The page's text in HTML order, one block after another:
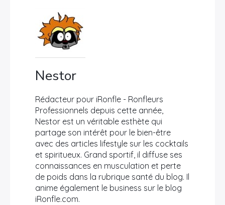
Nestor
Rédacteur pour iRonfle - Ronfleurs
Professionnels depuis cette année,
Nestor est un véritable esthète qui
partage son intérêt pour le bien-être
avec des articles lifestyle sur les cocktails
et spiritueux. Grand sportif, il diffuse ses
connaissances en musculation et perte
de poids dans la rubrique santé du blog. Il
anime également le business sur le blog
iRonfle.com.